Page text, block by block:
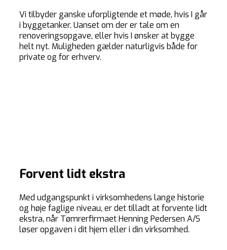
Vi tilbyder ganske uforpligtende et møde, hvis I går
i byggetanker. Uanset om der er tale om en
renoveringsopgave, eller hvis I ønsker at bygge
helt nyt. Muligheden gælder naturligvis både for
private og for erhverv.
Forvent lidt ekstra
Med udgangspunkt i virksomhedens lange historie
og høje faglige niveau, er det tilladt at forvente lidt
ekstra, når Tømrerfirmaet Henning Pedersen A/S
løser opgaven i dit hjem eller i din virksomhed.